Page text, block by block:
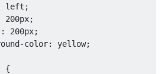
left ;
200px;
: 200px;
color: yellow;
{